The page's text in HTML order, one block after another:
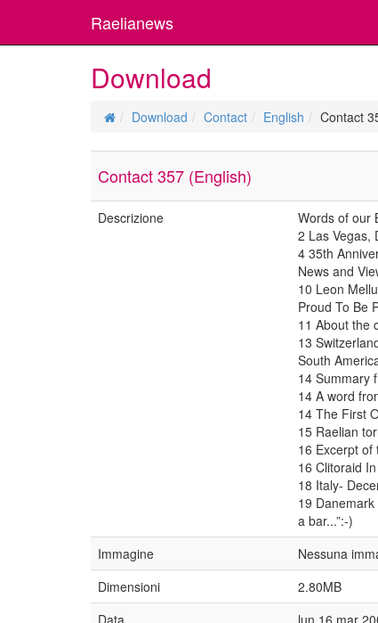
Raelianews
Download
Download Contact English Contact
Contact 357 (English)
Descrizione
Words of our
2 Las Vegas,
4 35th
News and
10 Leon
Proud To Be
11 About the
13
South
14 Summary
14 A word
14 The First
15 Raelian
16 Excerpt of
16 Clitoraid
18 Italy-
19
a bar...”:-)
Immagine
Nessuna
Dimensioni
2.80MB
Data
lun 16 mar